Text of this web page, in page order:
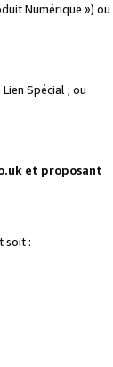
Numérique ») ou
Spécial ; ou
et proposant
soit :